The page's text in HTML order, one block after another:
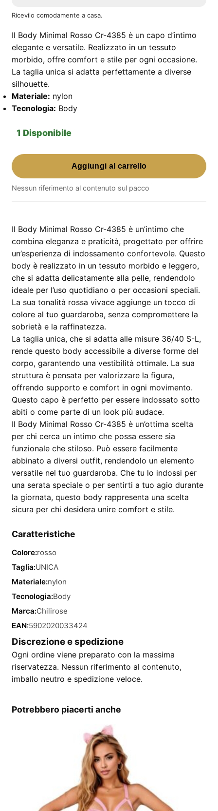
Ricevilo comodamente a casa.
Il Body Minimal Rosso Cr-4385 è un capo d’intimo
elegante e versatile. Realizzato in un tessuto
morbido, offre comfort e stile per ogni occasione.
La taglia unica si adatta perfettamente a diverse
silhouette.
Materiale: nylon
Tecnologia: Body
1 Disponibile
Body
Minimal
Rosso
Cr-
taglia
unica
36/40
S-
L
quantità
Aggiungi al carrello
Nessun riferimento al contenuto sul pacco
Il Body Minimal Rosso Cr-4385 è un’intimo che
combina eleganza e praticità, progettato per offrire
un’esperienza di indossamento confortevole. Questo
body è realizzato in un tessuto morbido e leggero,
che si adatta delicatamente alla pelle, rendendolo
ideale per l’uso quotidiano o per occasioni speciali.
La sua tonalità rossa vivace aggiunge un tocco di
colore al tuo guardaroba, senza compromettere la
sobrietà e la raffinatezza.
La taglia unica, che si adatta alle misure 36/40 S-L,
rende questo body accessibile a diverse forme del
corpo, garantendo una vestibilità ottimale. La sua
struttura è pensata per valorizzare la figura,
offrendo supporto e comfort in ogni movimento.
Questo capo è perfetto per essere indossato sotto
abiti o come parte di un look più audace.
Il Body Minimal Rosso Cr-4385 è un’ottima scelta
per chi cerca un intimo che possa essere sia
funzionale che stiloso. Può essere facilmente
abbinato a diversi outfit, rendendolo un elemento
versatile nel tuo guardaroba. Che tu lo indossi per
una serata speciale o per sentirti a tuo agio durante
la giornata, questo body rappresenta una scelta
sicura per chi desidera unire comfort e stile.
Caratteristiche
Colore:rosso
Taglia:UNICA
Materiale:nylon
Tecnologia:Body
Marca:Chilirose
EAN:5902020033424
Discrezione e spedizione
Ogni ordine viene preparato con la massima
riservatezza. Nessun riferimento al contenuto,
imballo neutro e spedizione veloce.
Potrebbero piacerti anche